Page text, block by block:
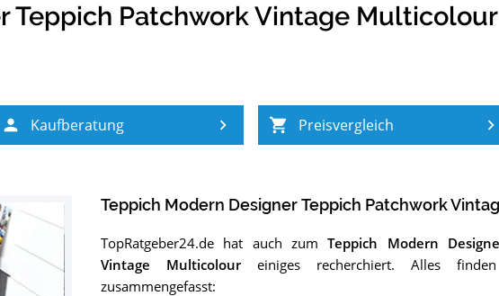
Teppich Patchwork Vintage Multicolour
Kaufberatung Preisvergleich
Teppich Modern Designer Teppich Patchwork
TopRatgeber24.de hat auch zumTeppich Modern
Vintage Multicoloureiniges recherchiert. Alles
zusammengefasst: